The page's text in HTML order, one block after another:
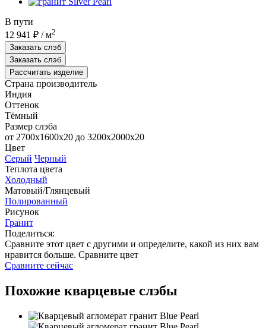
В пути
12 941 ₽ / м2
Заказать слэб
Заказать слэб
Рассчитать изделие
Страна производитель
Индия
Оттенок
Тёмный
Размер слэба
от 2700х1600х20 до 3200x2000х20
Цвет
Серый Черный
Теплота цвета
Холодный
Матовый/Глянцевый
Полированный
Рисунок
Гранит
Поделиться:
Сравните этот цвет с другими и определите, какой из них вам
нравится больше. Сравните цвет
Сравните сейчас
Похожие кварцевые слэбы